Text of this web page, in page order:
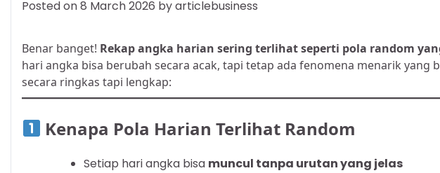
Posted on8 March 2026 byarticlebusiness
Benar banget! Rekap angka harian sering terlihat seperti pola random
hari angka bisa berubah secara acak, tapi tetap ada fenomena menarik yang
secara ringkas tapi lengkap:
Kenapa Pola Harian Terlihat Random
Setiap hari angka bisa muncul tanpa urutan yang jelas